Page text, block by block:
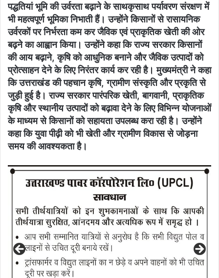
पद्धतियां भूमि की उर्वरता बढ़ाने के साथकृसाथ पर्यावरण संरक्षण में
भी महत्वपूर्ण भूमिका निभाती हैं। उन्होंने किसानों से रासायनिक
उर्वरकों पर निर्भरता कम कर जैविक एवं प्राकृतिक खेती की ओर
बढ़ने का आह्वान किया। उन्होंने कहा कि राज्य सरकार किसानों
की आय बढ़ाने, कृषि को आधुनिक बनाने और जैविक उत्पादों को
प्रोत्साहन देने के लिए निरंतर कार्य कर रही है। मुख्यमंत्री ने कहा
कि उत्तराखंड की पहचान कृषि, ग्रामीण संस्कृति और प्रकृति से
जुड़ी हुई है। राज्य सरकार पारंपरिक खेती, बागवानी, प्राकृतिक
कृषि और स्थानीय उत्पादों को बढ़ावा देने के लिए विभिन्न योजनाओं
के माध्यम से किसानों को सहायता उपलब्ध करा रही है। उन्होंने
कहा कि युवा पीढ़ी को भी खेती और ग्रामीण विकास से जोड़ना
समय की आवश्यकता है।